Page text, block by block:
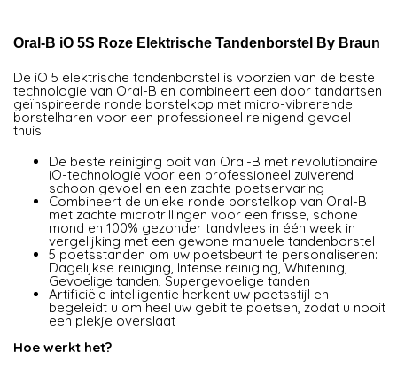
Oral-B iO 5S Roze Elektrische Tandenborstel By Braun
De iO 5 elektrische tandenborstel is voorzien van de beste
technologie van Oral-B en combineert een door tandartsen
geïnspireerde ronde borstelkop met micro-vibrerende
borstelharen voor een professioneel reinigend gevoel
thuis.
De beste reiniging ooit van Oral-B met revolutionaire
iO-technologie voor een professioneel zuiverend
schoon gevoel en een zachte poetservaring
Combineert de unieke ronde borstelkop van Oral-B
met zachte microtrillingen voor een frisse, schone
mond en 100% gezonder tandvlees in één week in
vergelijking met een gewone manuele tandenborstel
5 poetsstanden om uw poetsbeurt te personaliseren:
Dagelijkse reiniging, Intense reiniging, Whitening,
Gevoelige tanden, Supergevoelige tanden
Artificiële intelligentie herkent uw poetsstijl en
begeleidt u om heel uw gebit te poetsen, zodat u nooit
een plekje overslaat
Hoe werkt het?